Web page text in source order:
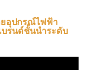
อุปกรณ์ไฟฟ้า
รนด์ชั้นนำระดับ